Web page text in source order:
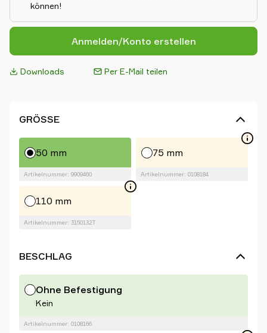
können!
Anmelden/Konto erstellen
Downloads Per E-Mail teilen
GRÖSSE
50 mm
Artikelnummer: 9909460
75 mm
Artikelnummer: 0108184
110 mm
Artikelnummer: 3150132T
BESCHLAG
Ohne Befestigung
Kein
Artikelnummer: 0108166